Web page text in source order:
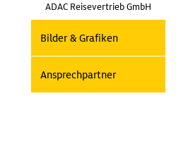
ADAC Reisevertrieb GmbH
Bilder & Grafiken
Ansprechpartner